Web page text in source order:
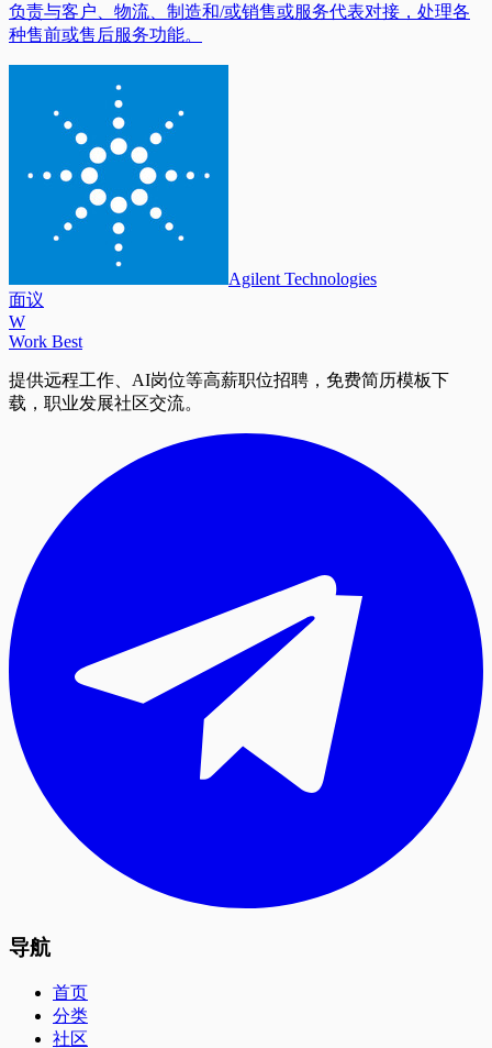
负责与客户、物流、制造和/或销售或服务代表对接，处理各
种售前或售后服务功能。
Agilent Technologies
面议
W
Work Best
提供远程工作、AI岗位等高薪职位招聘，免费简历模板下
载，职业发展社区交流。
导航
首页
分类
社区